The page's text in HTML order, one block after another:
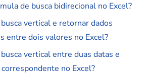
de busca bidirecional no Excel?
vertical e retornar dados
entre dois valores no Excel?
vertical entre duas datas e
no Excel?